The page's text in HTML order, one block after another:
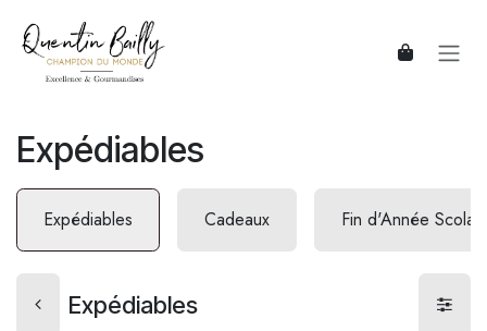
Expédiables
Expédiables Cadeaux Fin d'Année
Expédiables